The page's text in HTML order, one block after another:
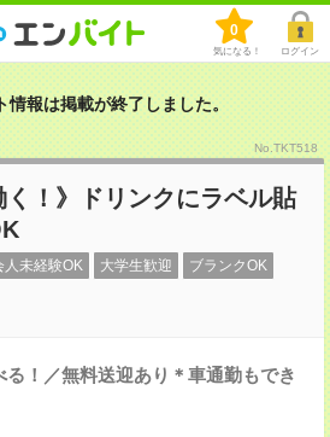
0
気になる！ ログイン
情報は掲載が終了しました。
No.TKT518
く！》ドリンクにラベル貼
人未経験OK 大学生歓迎 ブランクOK
る！／無料送迎あり＊車通勤もでき